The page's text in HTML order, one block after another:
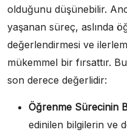
olduğunu düşünebilir.
yaşanan süreç, aslında
değerlendirmesi ve
mükemmel bir fırsattır.
son derece değerlidir:
Öğrenme Sürecinin
edinilen bilgilerin ve